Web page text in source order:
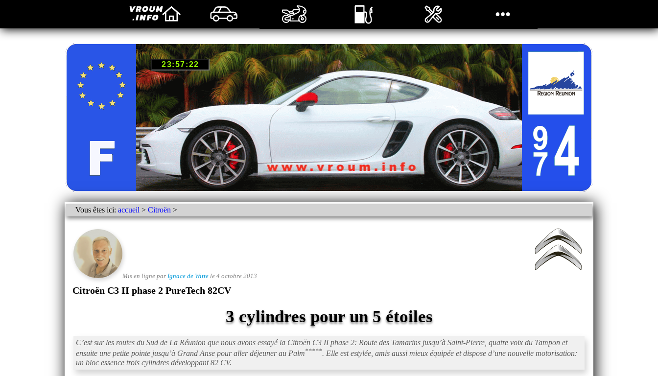
Vous êtes ici: accueil > Citroën >
Mis en ligne par Ignace de Witte le 4 octobre 2013
Citroën C3 II phase 2 PureTech 82CV
3 cylindres pour un 5 étoiles
C’est sur les routes du Sud de La Réunion que nous avons essayé la Citroën C3 II phase 2: Route des Tamarins jusqu’à Saint-Pierre, quatre voix du Tampon et
ensuite une petite pointe jusqu’à Grand Anse pour aller déjeuner au Palm*****. Elle est estylée, amis aussi mieux équipée et dispose d’une nouvelle motorisation:
un bloc essence trois cylindres développant 82 CV.